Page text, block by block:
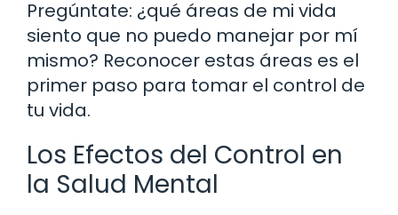
Pregúntate: ¿qué áreas de mi vida
siento que no puedo manejar por mí
mismo? Reconocer estas áreas es el
primer paso para tomar el control de
tu vida.
Los Efectos del Control en
la Salud Mental